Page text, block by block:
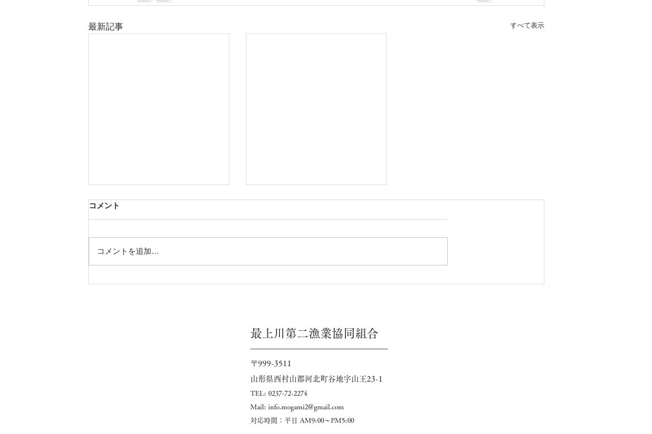
最新記事 すべて表示
コメント
コメントを追加…
最上川第二漁業協同組合
〒999-3511
山形県西村山郡河北町谷地字山王23-1
​TEL: 0237-72-2274
Mail: info.mogami2@gmail.com
​対応時間：平日 AM9:00～PM5:00